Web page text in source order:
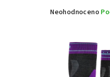
Průměrné
Neohodnoceno